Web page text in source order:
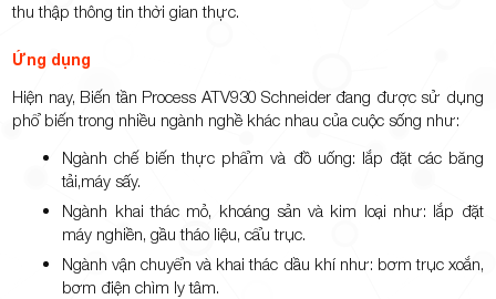
thu thập thông tin thời gian thực.
Ứng dụng
Hiện nay, Biến tần Process ATV930 Schneider đang được sử dụng
phổ biến trong nhiều ngành nghề khác nhau của cuộc sống như:
Ngành chế biến thực phẩm và đồ uống: lắp đặt các băng
tải,máy sấy.
Ngành khai thác mỏ, khoáng sản và kim loại như: lắp đặt
máy nghiền, gầu tháo liệu, cẩu trục.
Ngành vận chuyển và khai thác dầu khí như: bơm trục xoắn,
bơm điện chìm ly tâm.